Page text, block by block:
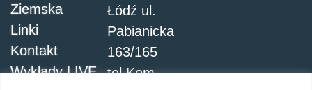
Łódź ul.
Pabianicka
163/165
tel.Kom.
Ziemska
Linki
Kontakt
Wykłady LIVE